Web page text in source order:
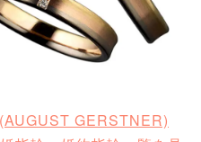
GERSTNER)